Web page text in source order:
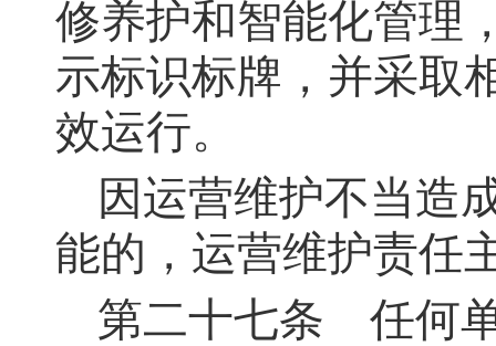
修养护和智能化管理
示标识标牌，并采取
效运行。
因运营维护不当造
能的，运营维护责任
第二十七条 任何